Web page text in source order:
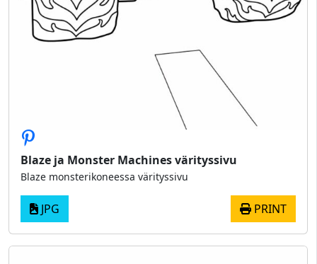
Blaze ja Monster Machines värityssivu
Blaze monsterikoneessa värityssivu
JPG PRINT